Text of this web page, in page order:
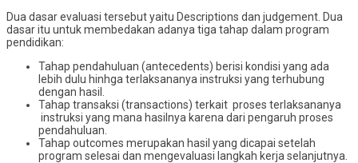
Dua dasar evaluasi tersebut yaitu Descriptions dan judgement. Dua
dasar itu untuk membedakan adanya tiga tahap dalam program
pendidikan:
Tahap pendahuluan (antecedents) berisi kondisi yang ada
lebih dulu hinhga terlaksananya instruksi yang terhubung
dengan hasil.
Tahap transaksi (transactions) terkait proses terlaksananya
instruksi yang mana hasilnya karena dari pengaruh proses
pendahuluan.
Tahap outcomes merupakan hasil yang dicapai setelah
program selesai dan mengevaluasi langkah kerja selanjutnya.